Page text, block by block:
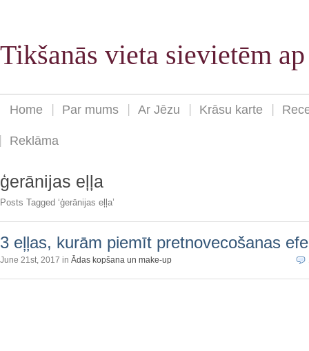
Tikšanās vieta sievietēm
Home Par mums Ar Jēzu Krāsu karte
Reklāma
ģerānijas eļļa
Posts Tagged ‘ģerānijas eļļa’
3 eļļas, kurām piemīt pretnovecošanas
June 21st, 2017 in Ādas kopšana un make-up